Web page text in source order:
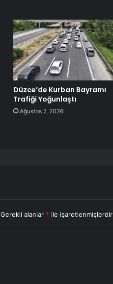
Düzce’de Kurban Bayramı
Trafiği Yoğunlaştı
Ağustos 7, 2026
Gerekli alanlar * ile işaretlenmişlerdir